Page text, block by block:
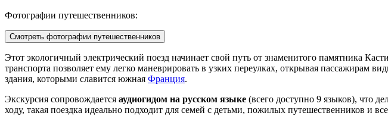
Фотографии путешественников:
Смотреть фотографии путешественников
Этот экологичный электрический поезд начинает свой путь от знаменитого памятника
транспорта позволяет ему легко маневрировать в узких переулках, открывая
здания, которыми славится южная Франция.
Экскурсия сопровождается аудиогидом на русском языке (всего доступно 9 языков), что
ходу, такая поездка идеально подходит для семей с детьми, пожилых путешественников и